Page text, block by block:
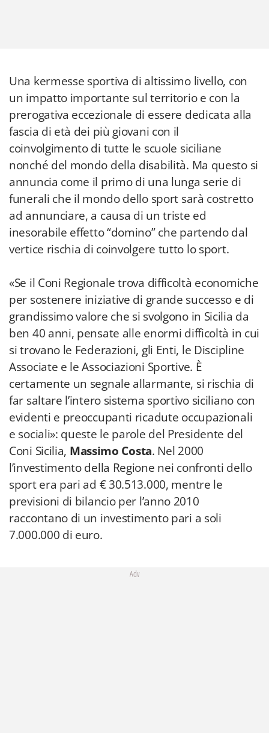
Una kermesse sportiva di altissimo livello, con
un impatto importante sul territorio e con la
prerogativa eccezionale di essere dedicata alla
fascia di età dei più giovani con il
coinvolgimento di tutte le scuole siciliane
nonché del mondo della disabilità. Ma questo si
annuncia come il primo di una lunga serie di
funerali che il mondo dello sport sarà costretto
ad annunciare, a causa di un triste ed
inesorabile effetto “domino” che partendo dal
vertice rischia di coinvolgere tutto lo sport.
«Se il Coni Regionale trova difficoltà economiche
per sostenere iniziative di grande successo e di
grandissimo valore che si svolgono in Sicilia da
ben 40 anni, pensate alle enormi difficoltà in cui
si trovano le Federazioni, gli Enti, le Discipline
Associate e le Associazioni Sportive. È
certamente un segnale allarmante, si rischia di
far saltare l’intero sistema sportivo siciliano con
evidenti e preoccupanti ricadute occupazionali
e sociali»: queste le parole del Presidente del
Coni Sicilia, Massimo Costa. Nel 2000
l’investimento della Regione nei confronti dello
sport era pari ad € 30.513.000, mentre le
previsioni di bilancio per l’anno 2010
raccontano di un investimento pari a soli
7.000.000 di euro.
Adv